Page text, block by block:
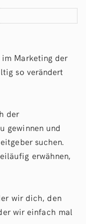
im Marketing der
so verändert
der
gewinnen und
suchen.
erwähnen,
wir dich, den
wir einfach mal